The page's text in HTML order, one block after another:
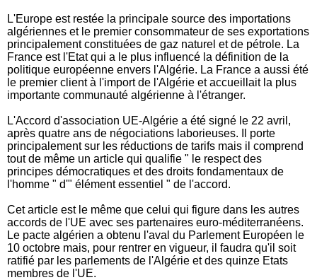
L'Europe est restée la principale source des importations
algériennes et le premier consommateur de ses exportations
principalement constituées de gaz naturel et de pétrole. La
France est l'Etat qui a le plus influencé la définition de la
politique européenne envers l'Algérie. La France a aussi été
le premier client à l'import de l'Algérie et accueillait la plus
importante communauté algérienne à l'étranger.
L'Accord d'association UE-Algérie a été signé le 22 avril,
après quatre ans de négociations laborieuses. Il porte
principalement sur les réductions de tarifs mais il comprend
tout de même un article qui qualifie " le respect des
principes démocratiques et des droits fondamentaux de
l'homme " d'" élément essentiel " de l'accord.
Cet article est le même que celui qui figure dans les autres
accords de l'UE avec ses partenaires euro-méditerranéens.
Le pacte algérien a obtenu l'aval du Parlement Européen le
10 octobre mais, pour rentrer en vigueur, il faudra qu'il soit
ratifié par les parlements de l'Algérie et des quinze Etats
membres de l'UE.